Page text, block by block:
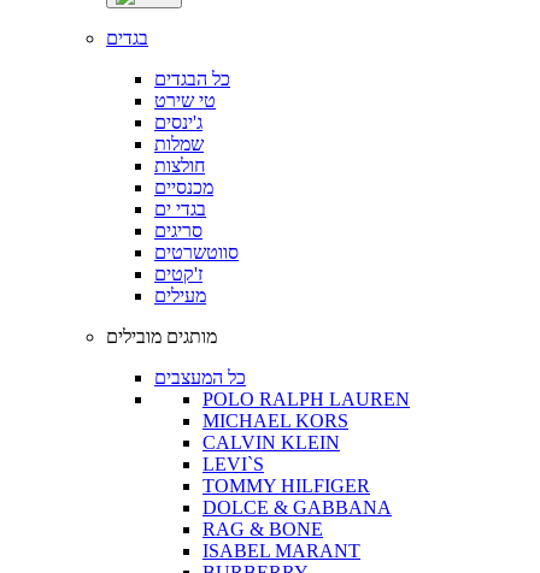
בגדים
כל הבגדים
טי שירט
ג'ינסים
שמלות
חולצות
מכנסיים
בגדי ים
סריגים
סווטשרטים
ז'קטים
מעילים
מותגים מובילים
כל המעצבים
POLO RALPH LAUREN
MICHAEL KORS
CALVIN KLEIN
LEVI`S
TOMMY HILFIGER
DOLCE & GABBANA
RAG & BONE
ISABEL MARANT